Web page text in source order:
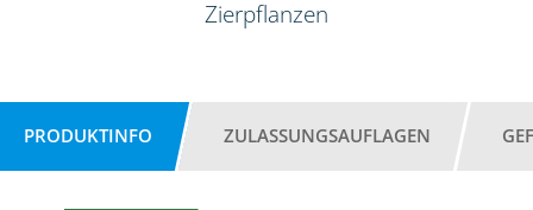
Zierpflanzen
PRODUKTINFO ZULASSUNGSAUFLAGEN